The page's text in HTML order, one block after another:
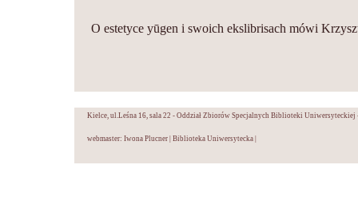
O estetyce yūgen i swoich ekslibrisach mówi
Kielce, ul.Leśna 16, sala 22 - Oddział Zbiorów Specjalnych Biblioteki Uniwersyteckiej
webmaster: Iwona Plucner| Biblioteka Uniwersytecka